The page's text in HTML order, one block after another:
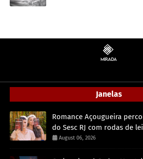
Janelas
Romance Açougueira
do Sesc RJ com rodas de
August 06, 2026